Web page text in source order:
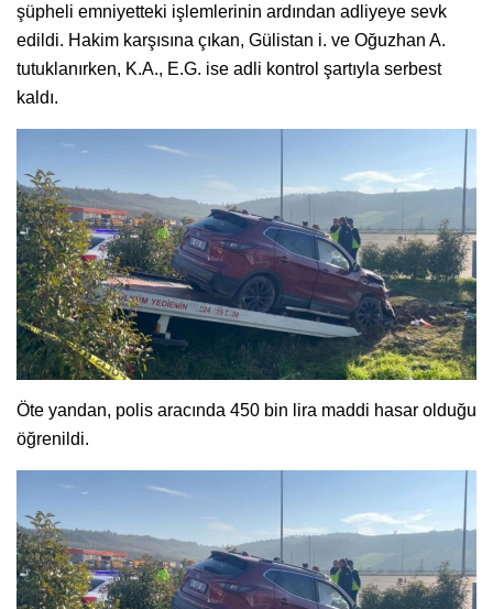
şüpheli emniyetteki işlemlerinin ardından adliyeye sevk
edildi. Hakim karşısına çıkan, Gülistan i. ve Oğuzhan A.
tutuklanırken, K.A., E.G. ise adli kontrol şartıyla serbest
kaldı.
Öte yandan, polis aracında 450 bin lira maddi hasar olduğu
öğrenildi.